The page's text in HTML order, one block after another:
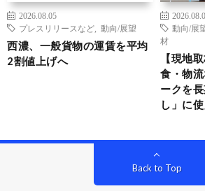
2026.08.05
プレスリリースなど
動向/展望
西濃、一般貨物の運賃を平均
2割値上げへ
動向/展
材
【現地
食・物
ークを
し」に
Back to Top